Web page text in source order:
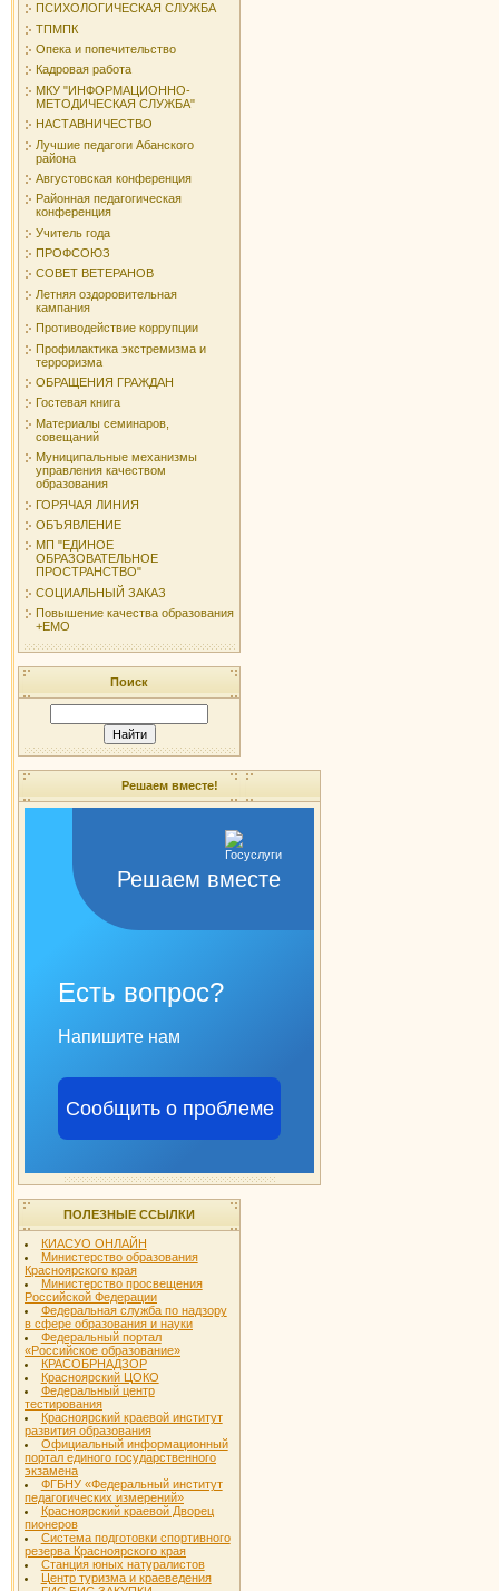
ПСИХОЛОГИЧЕСКАЯ СЛУЖБА
ТПМПК
Опека и попечительство
Кадровая работа
МКУ "ИНФОРМАЦИОННО-
МЕТОДИЧЕСКАЯ СЛУЖБА"
НАСТАВНИЧЕСТВО
Лучшие педагоги Абанского
района
Августовская конференция
Районная педагогическая
конференция
Учитель года
ПРОФСОЮЗ
СОВЕТ ВЕТЕРАНОВ
Летняя оздоровительная
кампания
Противодействие коррупции
Профилактика экстремизма и
терроризма
ОБРАЩЕНИЯ ГРАЖДАН
Гостевая книга
Материалы семинаров,
совещаний
Муниципальные механизмы
управления качеством
образования
ГОРЯЧАЯ ЛИНИЯ
ОБЪЯВЛЕНИЕ
МП "ЕДИНОЕ
ОБРАЗОВАТЕЛЬНОЕ
ПРОСТРАНСТВО"
СОЦИАЛЬНЫЙ ЗАКАЗ
Повышение качества образования
+ЕМО
Поиск
Решаем вместе!
Решаем вместе
Есть вопрос?
Напишите нам
Сообщить о проблеме
ПОЛЕЗНЫЕ ССЫЛКИ
КИАСУО ОНЛАЙН
Министерство образования
Красноярского края
Министерство просвещения
Российской Федерации
Федеральная служба по надзору
в сфере образования и науки
Федеральный портал
«Российское образование»
КРАСОБРНАДЗОР
Красноярский ЦОКО
Федеральный центр
тестирования
Красноярский краевой институт
развития образования
Официальный информационный
портал единого государственного
экзамена
ФГБНУ «Федеральный институт
педагогических измерений»
Красноярский краевой Дворец
пионеров
Система подготовки спортивного
резерва Красноярского края
Станция юных натуралистов
Центр туризма и краеведения